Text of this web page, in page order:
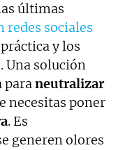
últimas
redes sociales
y los
Una solución
paraneutralizar
necesitas poner
. Es
generen olores